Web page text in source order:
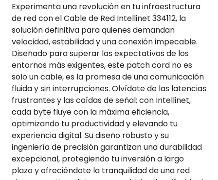
Experimenta una revolución en tu infraestructura
de red con el Cable de Red Intellinet 334112, la
solución definitiva para quienes demandan
velocidad, estabilidad y una conexión impecable.
Diseñado para superar las expectativas de los
entornos más exigentes, este patch cord no es
solo un cable, es la promesa de una comunicación
fluida y sin interrupciones. Olvídate de las latencias
frustrantes y las caídas de señal; con Intellinet,
cada byte fluye con la máxima eficiencia,
optimizando tu productividad y elevando tu
experiencia digital. Su diseño robusto y su
ingeniería de precisión garantizan una durabilidad
excepcional, protegiendo tu inversión a largo
plazo y ofreciéndote la tranquilidad de una red